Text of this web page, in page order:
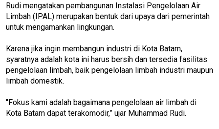
Rudi mengatakan pembangunan Instalasi Pengelolaan Air
Limbah (IPAL) merupakan bentuk dari upaya dari pemerintah
untuk mengamankan lingkungan.
Karena jika ingin membangun industri di Kota Batam,
syaratnya adalah kota ini harus bersih dan tersedia fasilitas
pengelolaan limbah, baik pengelolaan limbah industri maupun
limbah domestik.
"Fokus kami adalah bagaimana pengelolaan air limbah di
Kota Batam dapat terakomodir,” ujar Muhammad Rudi.